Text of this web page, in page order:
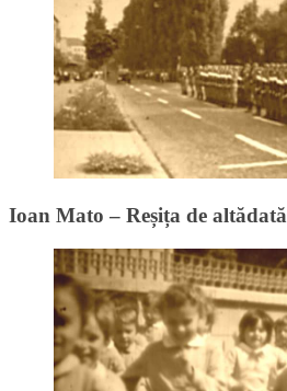
Ioan Mato – Reșița de altădată